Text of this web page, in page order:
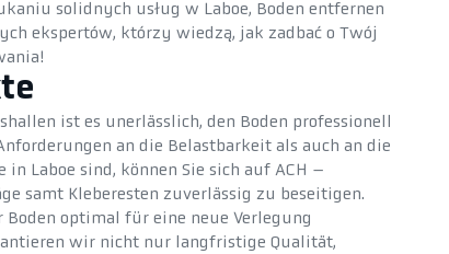
solidnych usług w Laboe, Boden entfernen
ekspertów, którzy wiedzą, jak zadbać o Twój
ist es unerlässlich, den Boden professionell
an die Belastbarkeit als auch an die
Laboe sind, können Sie sich auf ACH –
samt Kleberesten zuverlässig zu beseitigen.
Boden optimal für eine neue Verlegung
wir nicht nur langfristige Qualität,